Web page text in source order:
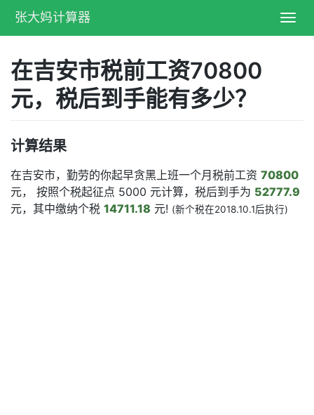
张大妈计算器
在吉安市税前工资70800
元，税后到手能有多少？
计算结果
在吉安市，勤劳的你起早贪黑上班一个月税前工资 70800
元， 按照个税起征点 5000 元计算，税后到手为 52777.9
元，其中缴纳个税 14711.18 元! (新个税在2018.10.1后执行)